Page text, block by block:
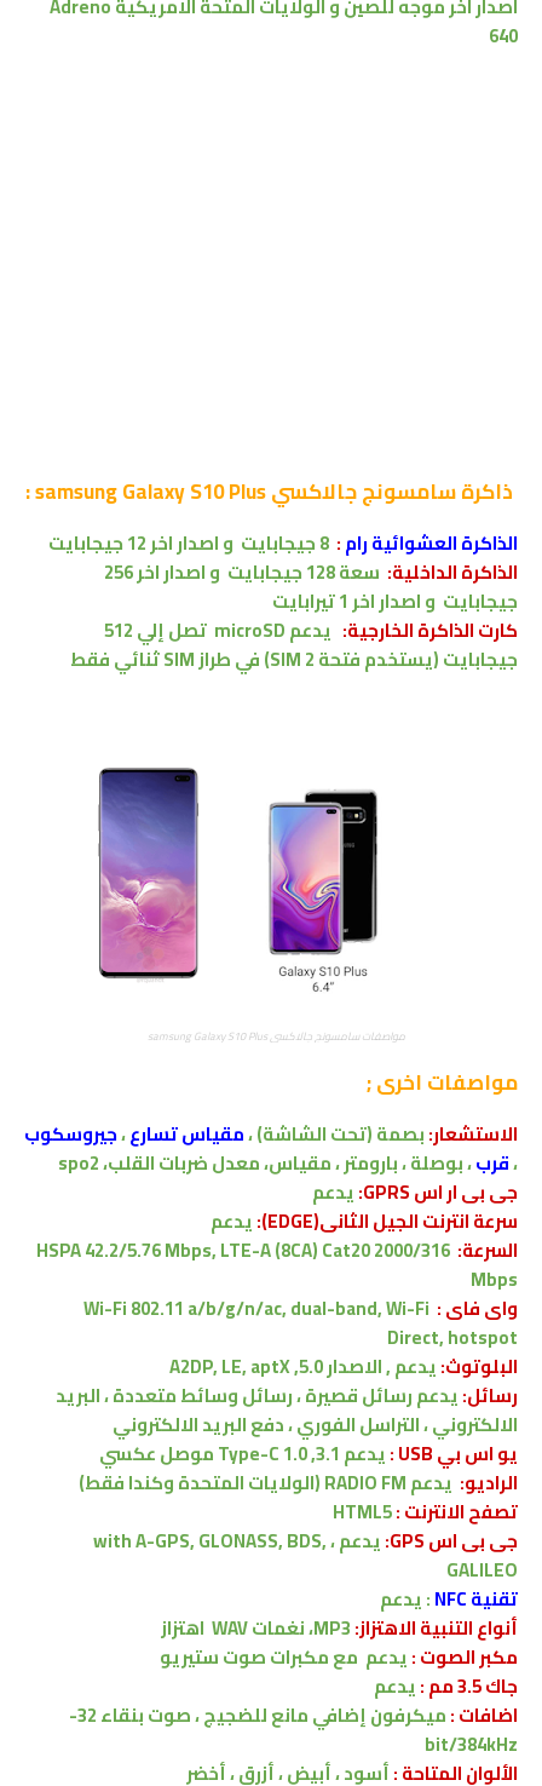
640
ذاكرةسامسونج جالاكسي samsung Galaxy S10 Plus :
الذاكرة العشوائية رام: واصدار اخر
الذاكرة الداخلية: سعة128 جيجابايت واصدار اخر256
جيجابايت واصدار اخر
كارت الذاكرة الخارجية: يدعمmicroSD
تصل إلي 512
جيجابايت(يستخدم فتحة SIM 2) في طراز SIM ثنائي فقط
مواصفات سامسونج جالاكسي samsung Galaxy S10 Plus
مواصفات اخرى;
الاستشعار:بصمة (تحت الشاشة) ،مقياس تسارع،جيروسكوب
،قرب، بوصلة ، بارومتر ، مقياس، معدل ضربات القلب، spo2
جى بى ار اس GPRS:
يدعم
سرعة انترنت الجيل الثانى(EDGE):
يدعم
السرعة: HSPA 42.2/5.76 Mbps, LTE-A (8CA) Cat20 2000/316
Mbps
واى فاى : Wi-Fi 802.11 a/b/g/n/ac, dual-band, Wi-Fi
Direct, hotspot
البلوتوث:يدعم , الاصدار5.0, A2DP, LE, aptX
رسائل:يدعمرسائل قصيرة ، رسائل وسائط متعددة ، البريد
الالكتروني ، التراسل الفوري ، دفع البريد الالكتروني
يو اس بي USB :
يدعم 3.1, Type-C 1.0 موصل عكسي
الراديو: يدعم RADIO FM (الولايات المتحدة وكندا فقط)
تصفح الانترنت :HTML5
جى بى اس GPS:
يدعم ،with A-GPS, GLONASS, BDS,
GALILEO
تقنية NFC
:يدعم
أنواع التنبية الاهتزاز:
اهتزاز
مكبر الصوت :يدعم مع مكبرات صوت ستيريو
جاك 3.5 مم :
يدعم
اضافات :
ميكرفون إضافي مانع للضجيج ، صوت بنقاء 32-
bit/384kHz
الألوان المتاحة :أسود ، أبيض ، أزرق ، أخضر